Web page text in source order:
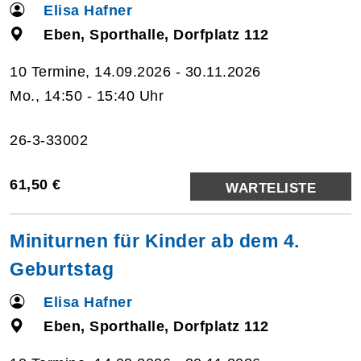
Elisa Hafner
Eben, Sporthalle, Dorfplatz 112
10 Termine, 14.09.2026 - 30.11.2026
Mo., 14:50 - 15:40 Uhr
26-3-33002
61,50 € WARTELISTE
Miniturnen für Kinder ab dem 4.
Geburtstag
Elisa Hafner
Eben, Sporthalle, Dorfplatz 112